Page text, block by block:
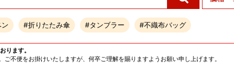
#折りたたみ傘 #タンブラー #不織布バッグ
ります。
不便をお掛けいたしますが、何卒ご理解を賜りますようお願い申し上げます。